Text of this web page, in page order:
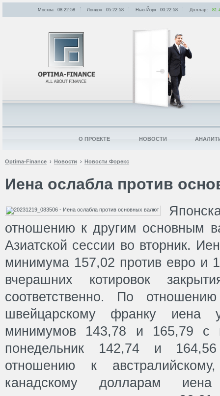
Optima-Finance Новости Новости Форекс
Иена ослабла против
отношению к другим основным
Азиатской сессии во вторник.
минимума 157,02 против евро и
вчерашних котировок
соответственно. По
швейцарскому франку иена
минимумов 143,78 и 165,79 с
понедельник 142,74 и
отношению к
канадскому долларам
Москва 08:22:58 Лондон 05:22:58 Нью-Йорк 00:22:58 Доллар:
О ПРОЕКТЕ НОВОСТИ